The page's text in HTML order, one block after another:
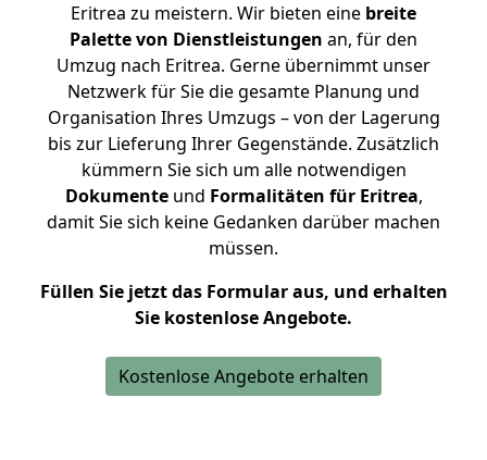
Eritrea zu meistern. Wir bieten eine breite
Palette von Dienstleistungen an, für den
Umzug nach Eritrea. Gerne übernimmt unser
Netzwerk für Sie die gesamte Planung und
Organisation Ihres Umzugs – von der Lagerung
bis zur Lieferung Ihrer Gegenstände. Zusätzlich
kümmern Sie sich um alle notwendigen
Dokumenteund Formalitäten für Eritrea,
damit Sie sich keine Gedanken darüber machen
müssen.
Füllen Sie jetzt das Formular aus, und erhalten
Sie kostenlose Angebote.
Kostenlose Angebote erhalten